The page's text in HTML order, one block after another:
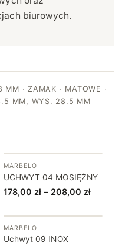
biurowych.
MM · ZAMAK · MATOWE ·
MM, WYS. 28.5 MM
MARBELO
UCHWYT 04 MOSIĘŻNY
178,00 zł – 208,00 złZakres
od
MARBELO
Uchwyt 09 INOX